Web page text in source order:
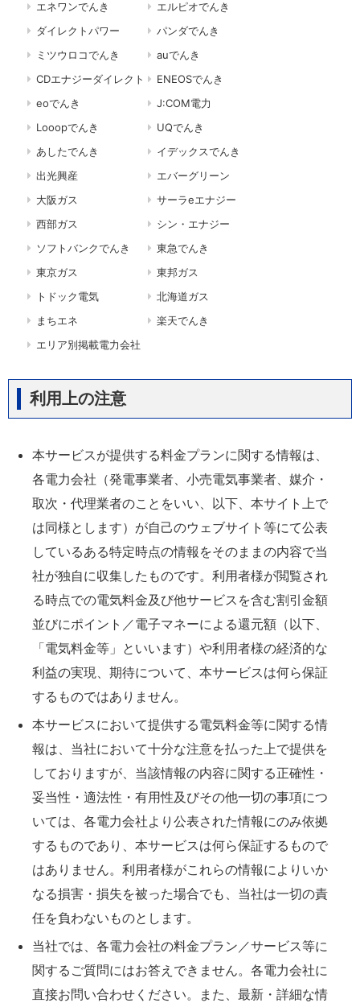
エネワンでんき
エルピオでんき
ダイレクトパワー
パンダでんき
ミツウロコでんき
auでんき
CDエナジーダイレクト
ENEOSでんき
eoでんき
J:COM電力
Looopでんき
UQでんき
あしたでんき
イデックスでんき
出光興産
エバーグリーン
大阪ガス
サーラeエナジー
西部ガス
シン・エナジー
ソフトバンクでんき
東急でんき
東京ガス
東邦ガス
トドック電気
北海道ガス
まちエネ
楽天でんき
エリア別掲載電力会社
利用上の注意
本サービスが提供する料金プランに関する情報は、
各電力会社（発電事業者、小売電気事業者、媒介・
取次・代理業者のことをいい、以下、本サイト上で
は同様とします）が自己のウェブサイト等にて公表
しているある特定時点の情報をそのままの内容で当
社が独自に収集したものです。利用者様が閲覧され
る時点での電気料金及び他サービスを含む割引金額
並びにポイント／電子マネーによる還元額（以下、
「電気料金等」といいます）や利用者様の経済的な
利益の実現、期待について、本サービスは何ら保証
するものではありません。
本サービスにおいて提供する電気料金等に関する情
報は、当社において十分な注意を払った上で提供を
しておりますが、当該情報の内容に関する正確性・
妥当性・適法性・有用性及びその他一切の事項につ
いては、各電力会社より公表された情報にのみ依拠
するものであり、本サービスは何ら保証するもので
はありません。利用者様がこれらの情報によりいか
なる損害・損失を被った場合でも、当社は一切の責
任を負わないものとします。
当社では、各電力会社の料金プラン／サービス等に
関するご質問にはお答えできません。各電力会社に
直接お問い合わせください。また、最新・詳細な情